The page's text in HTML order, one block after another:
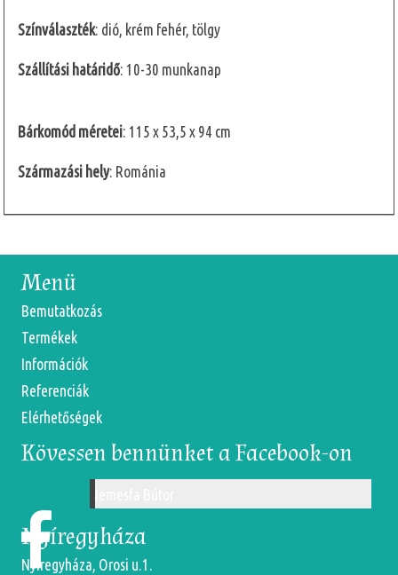
Színválaszték: dió, krém fehér, tölgy
Szállítási határidő: 10-30 munkanap
Bárkomód méretei: 115 x 53,5 x 94 cm
Származási hely: Románia
Menü
Bemutatkozás
Termékek
Információk
Referenciák
Elérhetőségek
Kövessen bennünket a Facebook-on
Nyíregyháza
Nyíregyháza, Orosi u.1.